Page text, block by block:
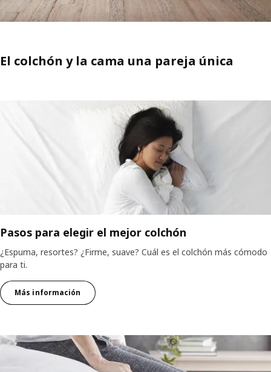
El colchón y la cama una pareja única
Pasos para elegir el mejor colchón
¿Espuma, resortes? ¿Firme, suave? Cuál es el colchón más cómodo
para ti.
Más información